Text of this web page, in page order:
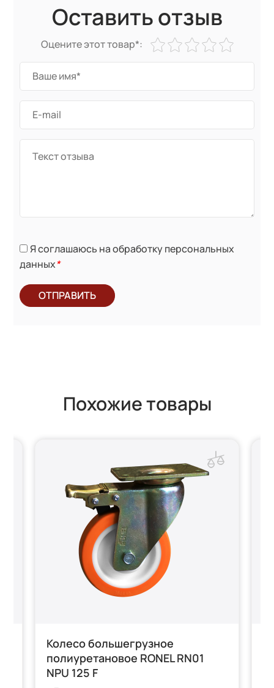
Оставить отзыв
Оцените этот товар*:
Я соглашаюсь на обработку персональных
данных*
ОТПРАВИТЬ
Похожие товары
Колесо большегрузное
полиуретановое RONEL RN01
NPU 125 F